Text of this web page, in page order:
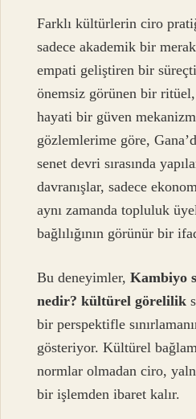
Farklı kültürlerin ciro
sadece akademik bir
empati geliştiren bir
önemsiz görünen bir
hayati bir güven
gözlemlerime göre,
senet devri sırasında
davranışlar, sadece
aynı zamanda topluluk
bağlılığının görünür bir
Bu deneyimler,Kambiyo
nedir? kültürel görelilik
bir perspektifle
gösteriyor. Kültürel
normlar olmadan ciro,
bir işlemden ibaret kalır.